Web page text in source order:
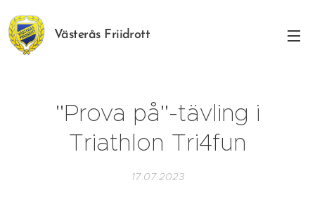
Västerås Friidrott
"Prova på"-tävling i
Triathlon Tri4fun
17.07.2023